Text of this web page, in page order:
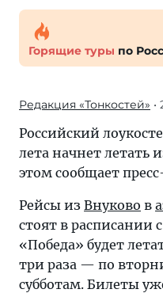
Горящие туры по
Редакция «Тонкостей» •
Российский
лета начнет летать
этом сообщает
Рейсы из Внуково в
стоят в расписании
«Победа» будет
три раза — по
субботам. Билеты